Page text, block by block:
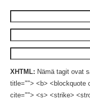
XHTML: Nämä tagit ovat
title=""> <b> <blockquote
cite=""> <s> <strike>